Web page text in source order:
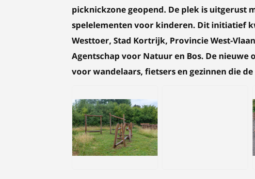
picknickzone geopend. De plek is uitgerust
spelelementen voor kinderen. Dit initiatief
Westtoer, Stad Kortrijk, Provincie West-
Agentschap voor Natuur en Bos. De
voor wandelaars, fietsers en gezinnen die
JPG